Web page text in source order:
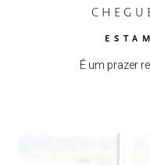
É um prazer